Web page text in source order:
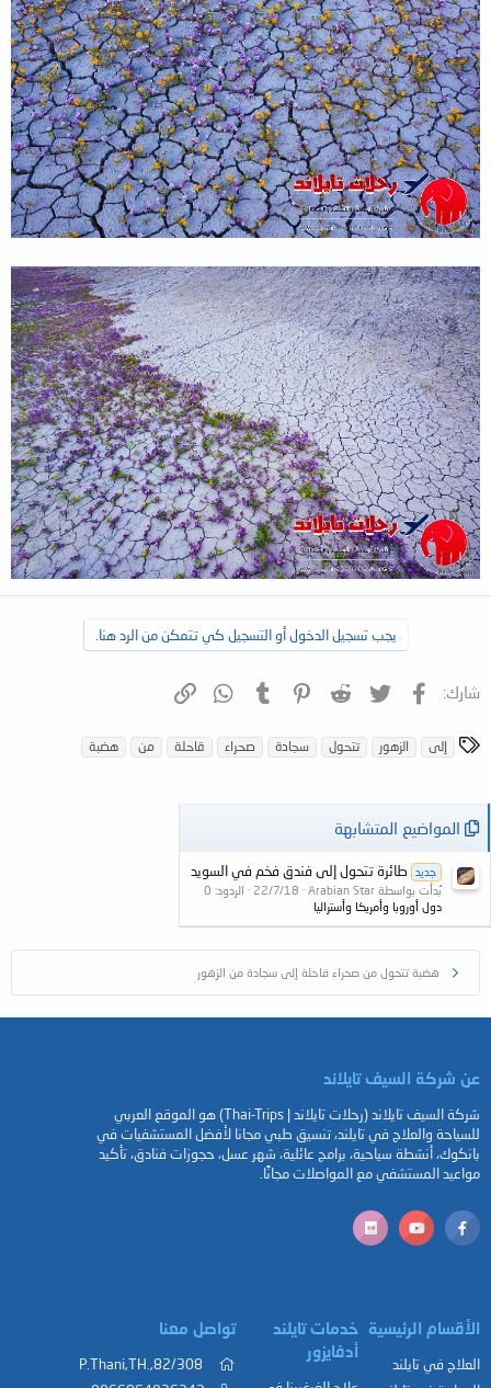
يجب تسجيل الدخول أو التسجيل كي تتمكن من الرد هنا.
شارك: فيسبوك تويتر Reddit
Pinterest
Tumblr
WhatsApp
ا
و
إلى الزهور تتحول سجادة صحراء قاحلة من هضبة
المواضيع المتشابهة
جديد طائرة تتحول إلى فندق فخم في السويد
بُدأت بواسطة Arabian Star 22/7/18
الردود: 0
دول أوروبا وأمريكا وأستراليا
هضبة تتحول من صحراء قاحلة إلى سجادة من الزهور
عن شركة السيف تايلاند
شركة السيف تايلاند (رحلات تايلاند | Thai-Trips) هو الموقع العربي
للسياحة والعلاج في تايلند، تنسيق طبي مجانا لأفضل المستشفيات في
بانكوك، أنشطة سياحية، برامج عائلية، شهر عسل، حجوزات فنادق، تأكيد
مواعيد المستشفي مع المواصلات مجانًا.
الأقسام الرئيسية
العلاج في تايلند
خدمات تايلند
أدفايزور
تواصل معنا
82/308,.P.Thani,TH